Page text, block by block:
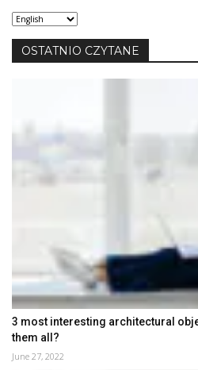
Wybierz
język
OSTATNIO CZYTANE
3 most interesting architectural
them all?
June 27, 2022